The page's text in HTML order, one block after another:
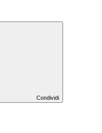
Condividi